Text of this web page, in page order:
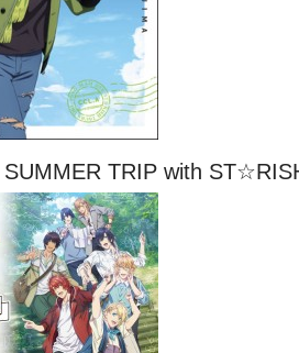
SUMMER TRIP with